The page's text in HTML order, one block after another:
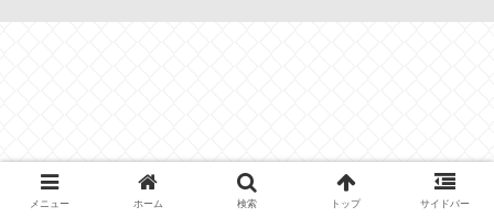
メニュー ホーム 検索 トップ サイドバー